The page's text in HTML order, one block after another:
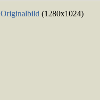
Originalbild (1280x1024)